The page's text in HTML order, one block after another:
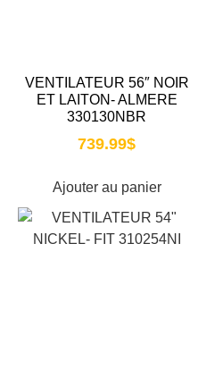
VENTILATEUR 56″ NOIR
ET LAITON- ALMERE
330130NBR
739.99$
Ajouter au panier